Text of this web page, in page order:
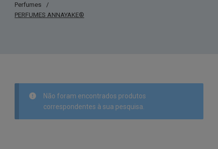
Perfumes
/
PERFUMES ANNAYAKE®
Não foram encontrados produtos
correspondentes à sua pesquisa.